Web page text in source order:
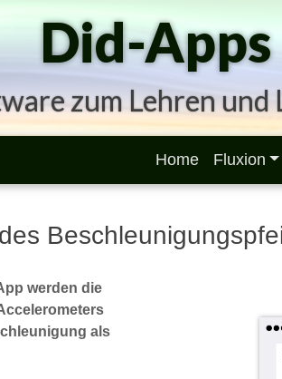
Did-Apps
zum Lehren und
Home Fluxion
werden die
als